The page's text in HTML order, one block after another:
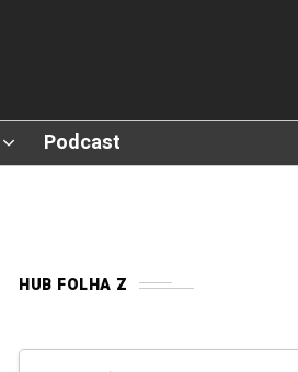
Podcast
HUB FOLHA Z